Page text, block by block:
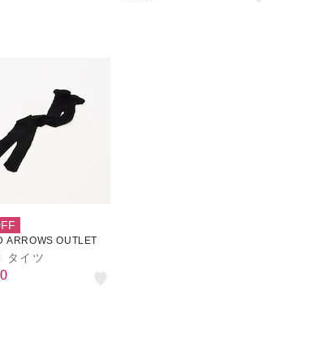
ARROWS OUTLET
タイツ